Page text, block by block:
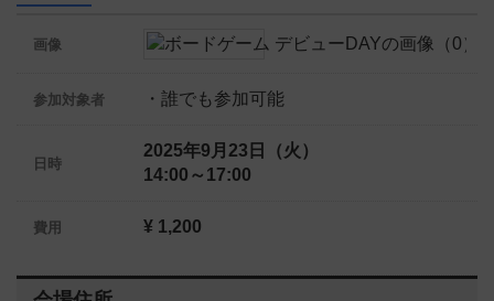
画像
参加対象者 ・誰でも参加可能
日時
2025年9月23日（火）
14:00～17:00
費用 ¥ 1,200